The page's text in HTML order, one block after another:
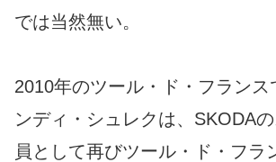
では当然無い。
2010年のツール・ド・フランス
ンディ・シュレクは、SKODA
員として再びツール・ド・フラ